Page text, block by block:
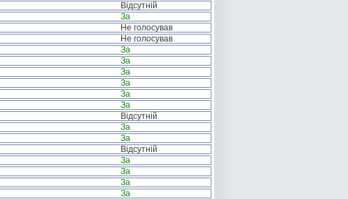
Відсутній
За
Не голосував
Не голосував
За
За
За
За
За
За
Відсутній
За
За
Відсутній
За
За
За
За